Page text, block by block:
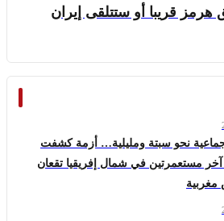
قريبا أو ستتلقى إيران
نحو سبتة ومليلية… أزمة كشفت
آخر مستعمرتين في شمال إفريقيا تقعان